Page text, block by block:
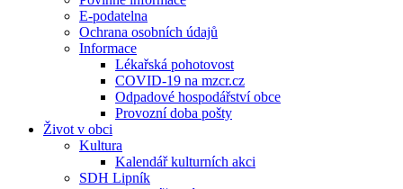
E-podatelna
Ochrana osobních údajů
Informace
Lékařská pohotovost
COVID-19 na mzcr.cz
Odpadové hospodářství obce
Provozní doba pošty
Život v obci
Kultura
Kalendář kulturních akci
SDH Lipník